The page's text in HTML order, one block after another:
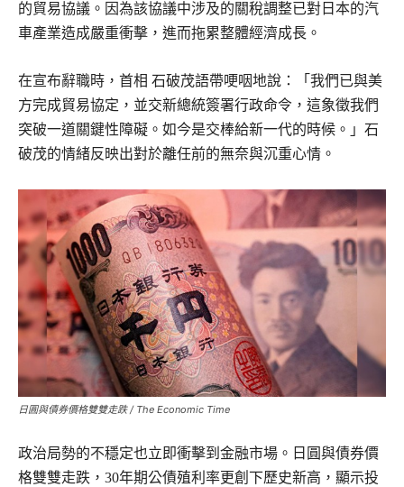
的貿易協議。因為該協議中涉及的關稅調整已對日本的汽
車產業造成嚴重衝擊，進而拖累整體經濟成長。
在宣布辭職時，首相 石破茂語帶哽咽地說：「我們已與美
方完成貿易協定，並交新總統簽署行政命令，這象徵我們
突破一道關鍵性障礙。如今是交棒給新一代的時候。」石
破茂的情緒反映出對於離任前的無奈與沉重心情。
日圓與債券價格雙雙走跌 / The Economic Time
政治局勢的不穩定也立即衝擊到金融市場。日圓與債券價
格雙雙走跌，30年期公債殖利率更創下歷史新高，顯示投